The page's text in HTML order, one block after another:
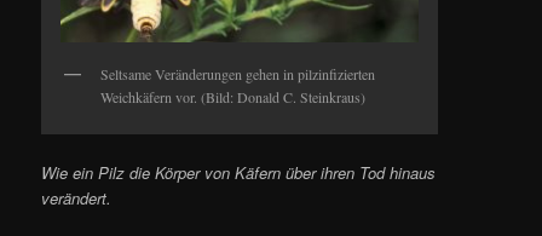
Seltsame Veränderungen gehen in pilzinfizierten
Weichkäfern vor. (Bild: Donald C. Steinkraus)
Wie ein Pilz die Körper von Käfern über ihren Tod hinaus
verändert.